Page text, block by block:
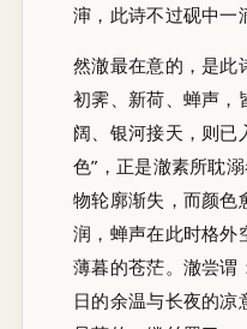
渖，此诗不过砚中一
然澈最在意的，是此
初霁、新荷、蝉声，
阔、银河接天，则已
色”，正是澈素所耽
物轮廓渐失，而颜色
润，蝉声在此时格外
薄暮的苍茫。澈尝谓
日的余温与长夜的